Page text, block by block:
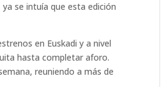
ya se intuía que esta edición
en Euskadi y a nivel
hasta completar aforo.
reuniendo a más de